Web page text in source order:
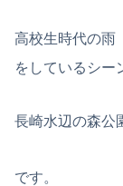
高校生時代の雨
をしているシー
長崎水辺の森公
です。